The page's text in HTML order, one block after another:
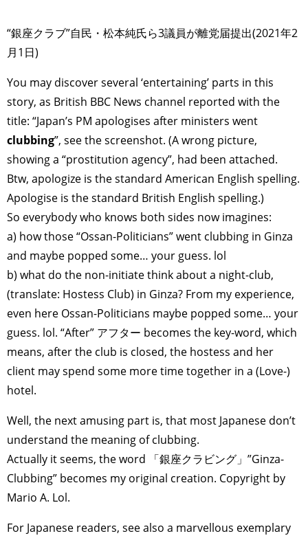
“銀座クラブ”自民・松本純氏ら3議員が離党届提出(2021年2
月1日)
You may discover several ‘entertaining’ parts in this
story, as British BBC News channel reported with the
title: “Japan’s PM apologises after ministers went
clubbing”, see the screenshot. (A wrong picture,
showing a “prostitution agency”, had been attached.
Btw, apologize is the standard American English spelling.
Apologise is the standard British English spelling.)
So everybody who knows both sides now imagines:
a) how those “Ossan-Politicians” went clubbing in Ginza
and maybe popped some… your guess. lol
b) what do the non-initiate think about a night-club,
(translate: Hostess Club) in Ginza? From my experience,
even here Ossan-Politicians maybe popped some… your
guess. lol. “After” アフター becomes the key-word, which
means, after the club is closed, the hostess and her
client may spend some more time together in a (Love-)
hotel.
Well, the next amusing part is, that most Japanese don’t
understand the meaning of clubbing.
Actually it seems, the word 「銀座クラビング」”Ginza-
Clubbing” becomes my original creation. Copyright by
Mario A. Lol.
For Japanese readers, see also a marvellous exemplary